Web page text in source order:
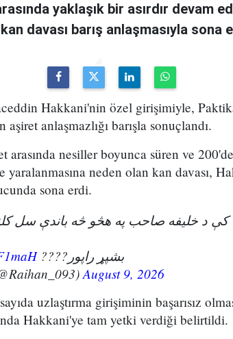
yaklaşık bir asırdır devam
davası barış anlaşmasıyla sona
Hakkani'nin özel girişimiyle,
anlaşmazlığı barışla sonuçlandı.
nesiller boyunca süren ve
neden olan kan davası,
sona erdi.
کې د خلیفه صاحب په هڅو څه باندې سل
بشپړ راپور????
August 9, 2026
uzlaştırma girişiminin başarısız
Hakkani'ye tam yetki verdiği belirtildi.